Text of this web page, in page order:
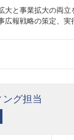
大と事業拡大の両
広報戦略の策定、
ング担当